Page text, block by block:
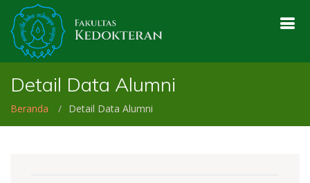
Detail Data Alumni
Beranda Detail Data Alumni